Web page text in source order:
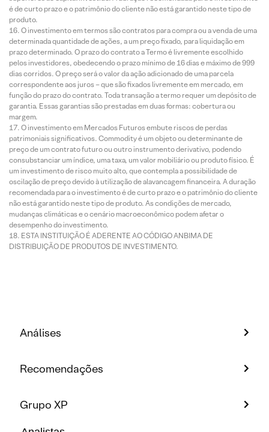
é de curto prazo e o patrimônio do cliente não está garantido neste tipo de
produto.
O investimento em termos são contratos para compra ou a venda de uma
determinada quantidade de ações, a um preço fixado, para liquidação em
prazo determinado. O prazo do contrato a Termo é livremente escolhido
pelos investidores, obedecendo o prazo mínimo de 16 dias e máximo de 999
dias corridos. O preço será o valor da ação adicionado de uma parcela
correspondente aos juros – que são fixados livremente em mercado, em
função do prazo do contrato. Toda transação a termo requer um depósito de
garantia. Essas garantias são prestadas em duas formas: cobertura ou
margem.
O investimento em Mercados Futuros embute riscos de perdas
patrimoniais significativos. Commodity é um objeto ou determinante de
preço de um contrato futuro ou outro instrumento derivativo, podendo
consubstanciar um índice, uma taxa, um valor mobiliário ou produto físico. É
um investimento de risco muito alto, que contempla a possibilidade de
oscilação de preço devido à utilização de alavancagem financeira. A duração
recomendada para o investimento é de curto prazo e o patrimônio do cliente
não está garantido neste tipo de produto. As condições de mercado,
mudanças climáticas e o cenário macroeconômico podem afetar o
desempenho do investimento.
ESTA INSTITUIÇÃO É ADERENTE AO CÓDIGO ANBIMA DE
DISTRIBUIÇÃO DE PRODUTOS DE INVESTIMENTO.
Análises
Recomendações
Grupo XP